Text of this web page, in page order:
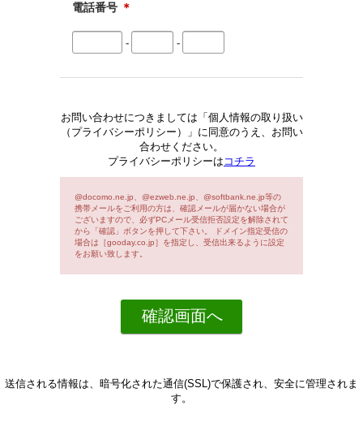
電話番号 ＊
- -
お問い合わせにつきましては「個人情報の取り扱い
（プライバシーポリシー）」に同意のうえ、お問い
合わせください。
プライバシーポリシーは コチラ
@docomo.ne.jp、@ezweb.ne.jp、@softbank.ne.jp等の
携帯メールをご利用の方は、確認メールが届かない場合が
ございますので、必ずPCメール受信拒否設定を解除されて
から「確認」ボタンを押して下さい。 ドメイン指定受信の
場合は［gooday.co.jp］を指定し、受信出来るように設定
をお願い致します。
送信される情報は、暗号化された通信(SSL)で保護され、安全に管理されま
す。